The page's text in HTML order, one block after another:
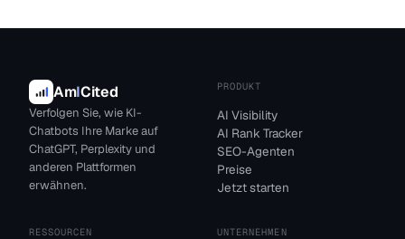
AmICited
Verfolgen Sie, wie KI-
Chatbots Ihre Marke auf
ChatGPT, Perplexity und
anderen Plattformen
erwähnen.
PRODUKT
AI Visibility
AI Rank Tracker
SEO-Agenten
Preise
Jetzt starten
RESSOURCEN UNTERNEHMEN